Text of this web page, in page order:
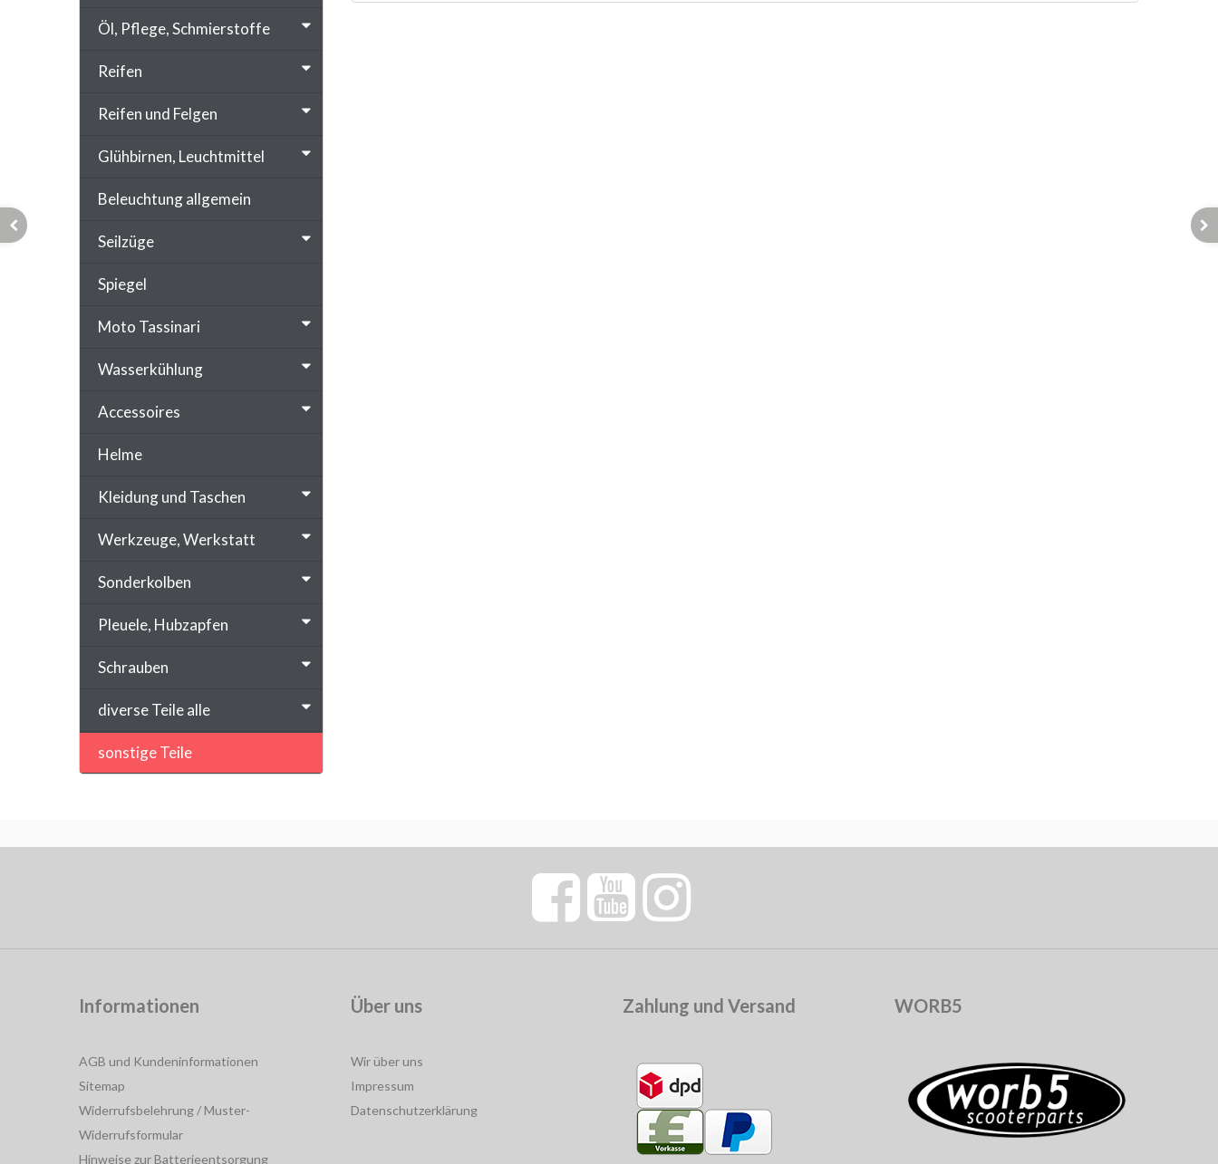
Öl, Pflege, Schmierstoffe
Reifen
Reifen und Felgen
Glühbirnen, Leuchtmittel
Beleuchtung allgemein
Seilzüge
Spiegel
Moto Tassinari
Wasserkühlung
Accessoires
Helme
Kleidung und Taschen
Werkzeuge, Werkstatt
Sonderkolben
Pleuele, Hubzapfen
Schrauben
diverse Teile alle
sonstige Teile
Informationen
AGB und Kundeninformationen
Sitemap
Widerrufsbelehrung / Muster-
Widerrufsformular
Hinweise zur Batterieentsorgung
Über uns
Wir über uns
Impressum
Datenschutzerklärung
Zahlung und Versand WORB5